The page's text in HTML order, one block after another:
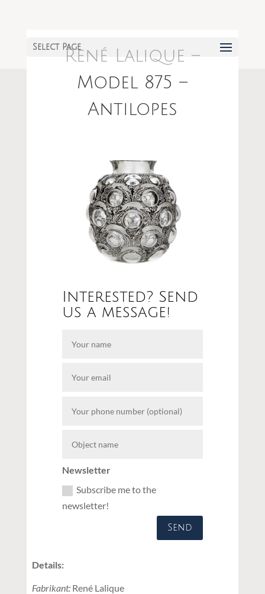
Select PageRené Lalique –
Model 875 –
Antilopes
Interested? Send
us a message!
Newsletter
Subscribe me to the
newsletter!
Send
Details:
Fabrikant:René Lalique